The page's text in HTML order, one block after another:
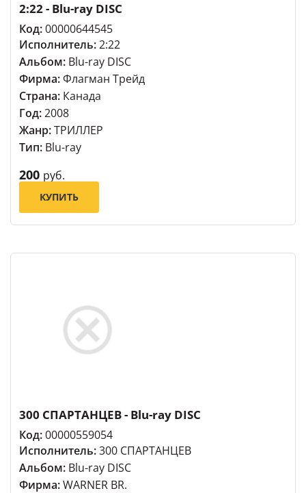
2:22 - Blu-ray DISC
Код:00000644545
Исполнитель:2:22
Альбом: Blu-ray DISC
Фирма:Флагман Трейд
Страна: Канада
Год:2008
Жанр:ТРИЛЛЕР
Тип: Blu-ray
200 руб.
КУПИТЬ
300 СПАРТАНЦЕВ - Blu-ray DISC
Код:00000559054
Исполнитель:300 СПАРТАНЦЕВ
Альбом: Blu-ray DISC
Фирма:WARNER BR.